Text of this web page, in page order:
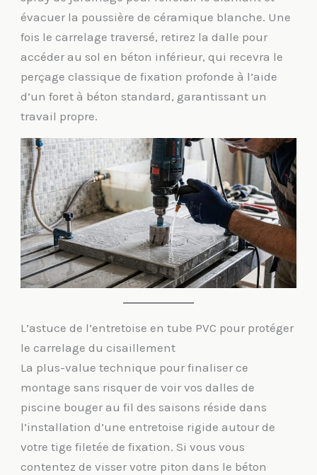
évacuer la poussière de céramique blanche. Une
fois le carrelage traversé, retirez la dalle pour
accéder au sol en béton inférieur, qui recevra le
perçage classique de fixation profonde à l’aide
d’un foret à béton standard, garantissant un
travail propre.
L’astuce de l’entretoise en tube PVC pour protéger
le carrelage du cisaillement
La plus-value technique pour finaliser ce
montage sans risquer de voir vos dalles de
piscine bouger au fil des saisons réside dans
l’installation d’une entretoise rigide autour de
votre tige filetée de fixation. Si vous vous
contentez de visser votre piton dans le béton